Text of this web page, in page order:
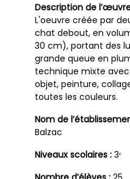
Description de
L'oeuvre créée par
chat debout, en
30 cm), portant des
grande queue en
technique mixte
objet, peinture,
toutes les couleurs.
Nom de
Balzac
Niveaux scolaires : 3ᵉ